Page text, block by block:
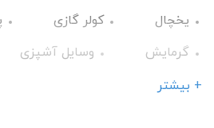
امکانات رفاهی آماده پذیرایی از شما
باشیم.
یخچال کولر گازی
گرمایش
وسایل آشپزی
سرویس فرنگی
+ بیشتر